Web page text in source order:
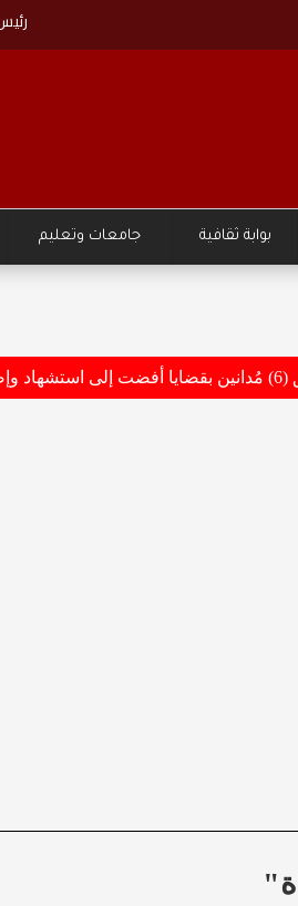
رئيس
بوابة ثقافية جامعات وتعليم
وأسماء